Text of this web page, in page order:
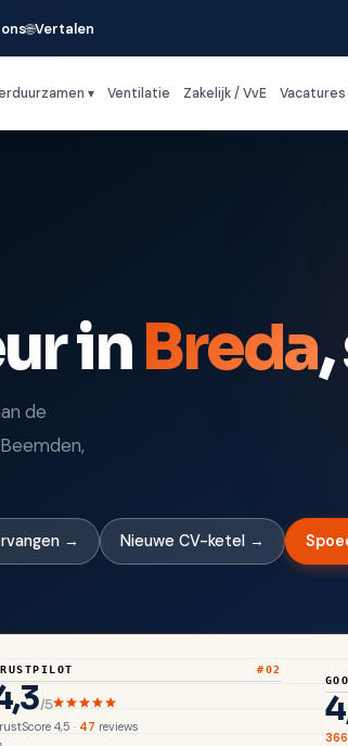
🌐Vertalen
▾ Ventilatie Zakelijk / VvE Vacatures
inBreda
de
→ Nieuwe CV-ketel →
#02
/5
4,5 · 47 reviews
366